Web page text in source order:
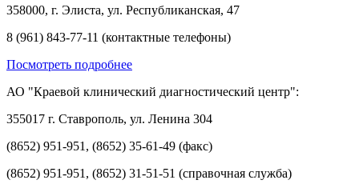
358000, г. Элиста, ул. Республиканская, 47
8 (961) 843-77-11 (контактные телефоны)
Посмотреть подробнее
АО "Краевой клинический диагностический центр":
355017 г. Ставрополь, ул. Ленина 304
(8652) 951-951, (8652) 35-61-49 (факс)
(8652) 951-951, (8652) 31-51-51 (справочная служба)